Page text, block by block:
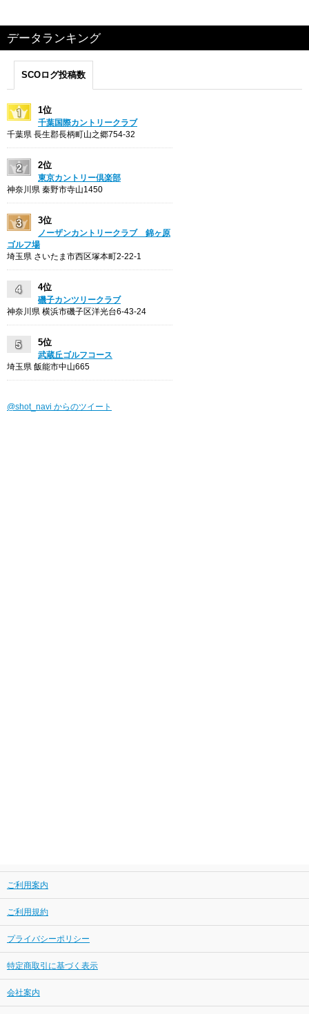
データランキング
SCOログ投稿数
1位
千葉国際カントリークラブ
千葉県 長生郡長柄町山之郷754-32
2位
東京カントリー倶楽部
神奈川県 秦野市寺山1450
3位
ノーザンカントリークラブ 錦ヶ原
ゴルフ場
埼玉県 さいたま市西区塚本町2-22-1
4位
磯子カンツリークラブ
神奈川県 横浜市磯子区洋光台6-43-24
5位
武蔵丘ゴルフコース
埼玉県 飯能市中山665
@shot_navi からのツイート
ご利用案内
ご利用規約
プライバシーポリシー
特定商取引に基づく表示
会社案内